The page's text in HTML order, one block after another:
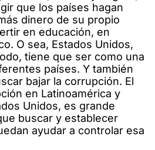
que los países hagan
dinero de su propio
en educación, en
O sea, Estados Unidos,
tiene que ser como una
países. Y también
bajar la corrupción. El
en Latinoamérica y
Unidos, es grande
buscar y establecer
ayudar a controlar esa